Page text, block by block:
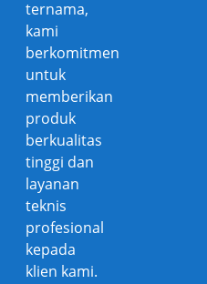
ternama,
kami
berkomitmen
untuk
memberikan
produk
berkualitas
tinggi dan
layanan
teknis
profesional
kepada
klien kami.